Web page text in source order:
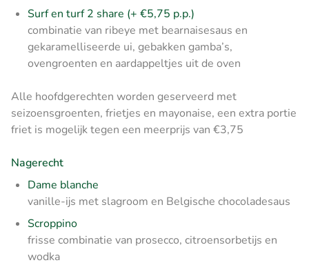
Surf en turf 2 share (+ €5,75 p.p.)
combinatie van ribeye met bearnaisesaus en
gekaramelliseerde ui, gebakken gamba’s,
ovengroenten en aardappeltjes uit de oven
Alle hoofdgerechten worden geserveerd met
seizoensgroenten, frietjes en mayonaise, een extra portie
friet is mogelijk tegen een meerprijs van €3,75
Nagerecht
Dame blanche
vanille-ijs met slagroom en Belgische chocoladesaus
Scroppino
frisse combinatie van prosecco, citroensorbetijs en
wodka